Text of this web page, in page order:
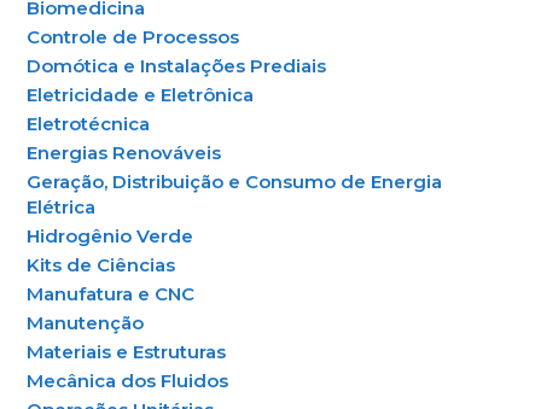
Biomedicina
Controle de Processos
Domótica e Instalações Prediais
Eletricidade e Eletrônica
Eletrotécnica
Energias Renováveis
Geração, Distribuição e Consumo de Energia
Elétrica
Hidrogênio Verde
Kits de Ciências
Manufatura e CNC
Manutenção
Materiais e Estruturas
Mecânica dos Fluidos